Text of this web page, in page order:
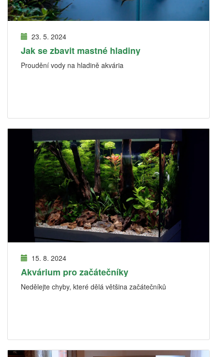
23. 5. 2024
Jak se zbavit mastné hladiny
Proudění vody na hladině akvária
15. 8. 2024
Akvárium pro začátečníky
Nedělejte chyby, které dělá většina začátečníků